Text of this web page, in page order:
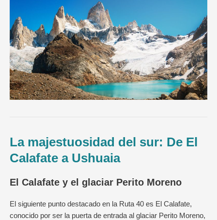
La majestuosidad del sur: De El
Calafate a Ushuaia
El Calafate y el glaciar Perito Moreno
El siguiente punto destacado en la Ruta 40 es El Calafate,
conocido por ser la puerta de entrada al glaciar Perito Moreno,